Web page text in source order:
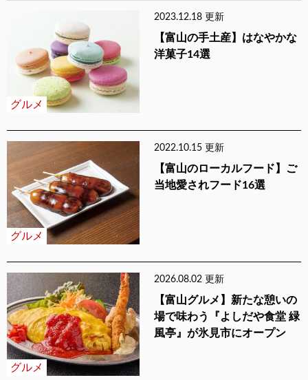
グルメ
2023.12.18 更新
【富山の手土産】はなやかな
洋菓子14選
グルメ
2022.10.15 更新
【富山のローカルフード】ご
当地愛されフード16選
グルメ
2026.08.02 更新
【富山グルメ】新たな憩いの
場で味わう『よしだや食堂 緑
風亭』が氷見市にオープン